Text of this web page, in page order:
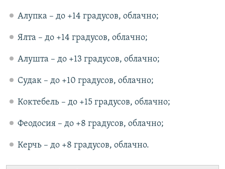
Алупка – до +14 градусов, облачно;
Ялта – до +14 градусов, облачно;
Алушта – до +13 градусов, облачно;
Судак – до +10 градусов, облачно;
Коктебель – до +15 градусов, облачно;
Феодосия – до +8 градусов, облачно;
Керчь – до +8 градусов, облачно.